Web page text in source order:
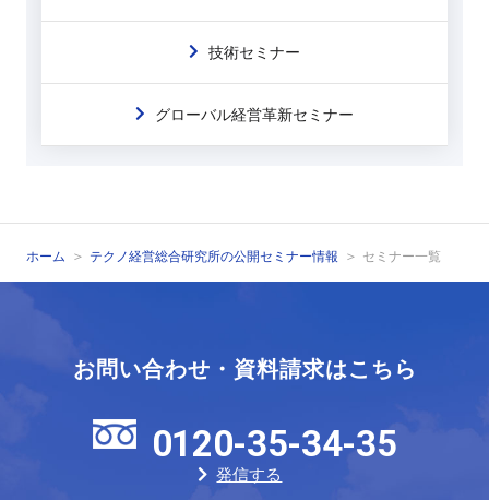
技術セミナー
グローバル経営革新セミナー
ホーム テクノ経営総合研究所の公開セミナー情報 セミナー一覧
お問い合わせ・資料請求はこちら
0120-35-34-35
発信する